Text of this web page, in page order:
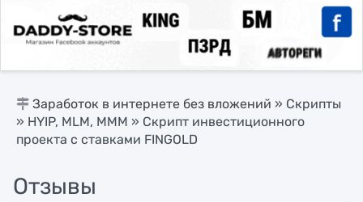
Заработок в интернете без вложений » Скрипты
» HYIP, MLM, МММ » Скрипт инвестиционного
проекта с ставками FINGOLD
Отзывы